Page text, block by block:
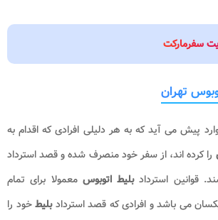
سفرمارکت
تهران
پیش می آید که به هر دلیلی افرادی که اقدام به
را کرده اند، از سفر خود منصرف شده و قصد استرداد
قوانین استردادبلیط اتوبوسمعمولا برای تمام
می باشد و افرادی که قصد استردادبلیطخود را